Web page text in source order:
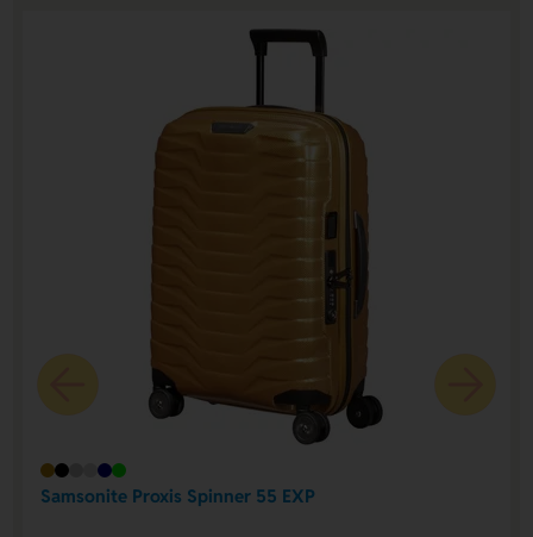
Samsonite Proxis Spinner 55 EXP